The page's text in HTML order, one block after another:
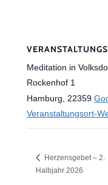
Meditation in
Rockenhof 1
Hamburg
22359
Veranstaltungsort-
Herzensgebet – 2.
Halbjahr 2026